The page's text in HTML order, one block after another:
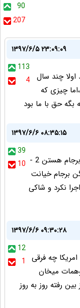
90
207
۱۳۹۷/۶/۵ ۲۳:۰۹:۰۹
113
4
چند سال
چیزی که
بگه حق با ما بود
۱۳۹۷/۶/۶ ۰۸:۳۵:۱۵
39
10 واقعا مسیولین جالبی داریم 1 - مخالف برجام هستن 2 -
برجام هستن 3 - میگن برجام خیانت
نکرد و شاکی
۱۳۹۷/۶/۶ ۰۹:۳۰:۲۸
12
1
چه فرقی
میخان
رفته روز به روز